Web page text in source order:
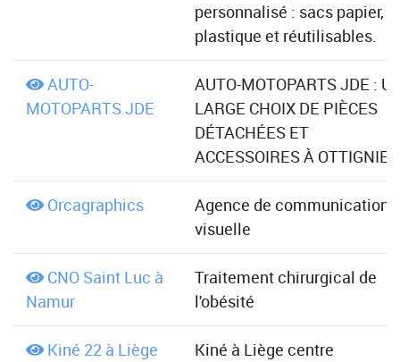
personnalisé : sacs papier,
plastique et réutilisables.
AUTO-
MOTOPARTS JDE
AUTO-MOTOPARTS JDE :
LARGE CHOIX DE PIÈCES
DÉTACHÉES ET
ACCESSOIRES À OTTIGNIES
Orcagraphics
Agence de communication
visuelle
CNO Saint Luc à
Namur
Traitement chirurgical de
l'obésité
Kiné 22 à Liège
Kiné à Liège centre